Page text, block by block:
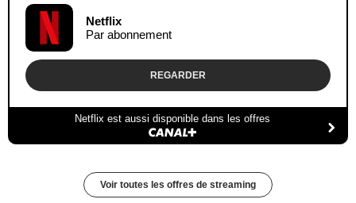
Netflix
Par abonnement
REGARDER
Netflix est aussi disponible dans les offres
Voir toutes les offres de streaming